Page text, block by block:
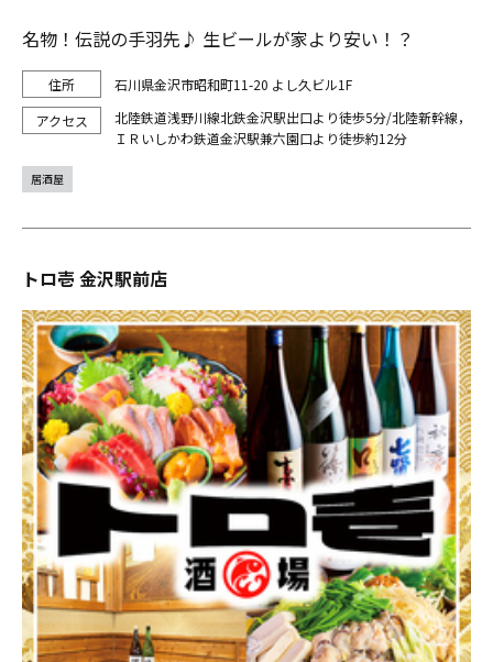
名物！伝説の手羽先♪ 生ビールが家より安い！？
石川県金沢市昭和町11-20 よし久ビル1F
北陸鉄道浅野川線北鉄金沢駅出口より徒歩5分/北陸新幹線，
ＩＲいしかわ鉄道金沢駅兼六園口より徒歩約12分
居酒屋
トロ壱 金沢駅前店